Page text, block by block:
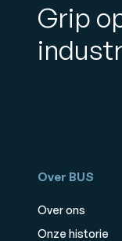
Grip
Over BUS
Over ons
Onze historie